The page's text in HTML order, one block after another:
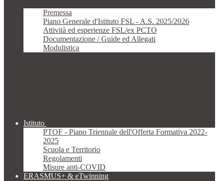
Premessa
Piano Generale d'Istituto FSL - A.S. 2025/2026
Attività ed esperienze FSL/ex PCTO
Documentazione / Guide ed Allegati
Modulistica
Istituto
PTOF - Piano Triennale dell'Offerta Formativa 2022-
2025
Scuola e Territorio
Regolamenti
Misure anti-COVID
ERASMUS+ & eTwinning